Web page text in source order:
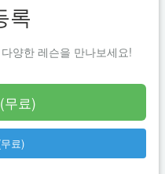
록
양한 레슨을 만나보세요!
무료)
료)